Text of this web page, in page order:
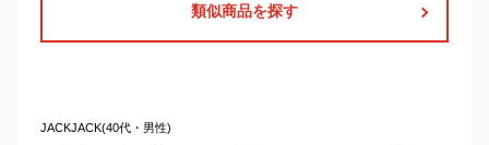
類似商品を探す
JACKJACK(40代・男性)